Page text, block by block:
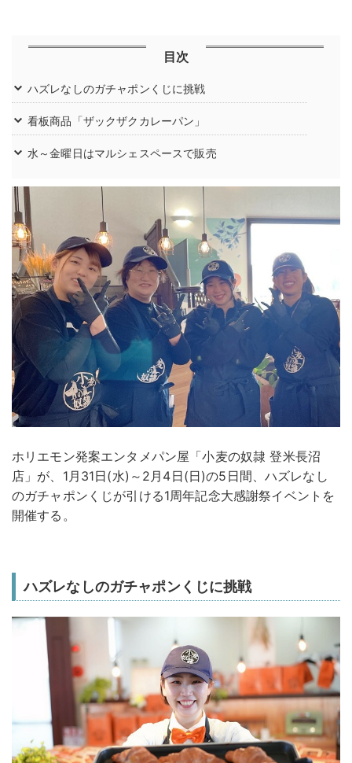
目次
ハズレなしのガチャポンくじに挑戦
看板商品「ザックザクカレーパン」
水～金曜日はマルシェスペースで販売
ホリエモン発案エンタメパン屋「小麦の奴隷 登米長沼
店」が、1月31日(水)～2月4日(日)の5日間、ハズレなし
のガチャポンくじが引ける1周年記念大感謝祭イベントを
開催する。
ハズレなしのガチャポンくじに挑戦